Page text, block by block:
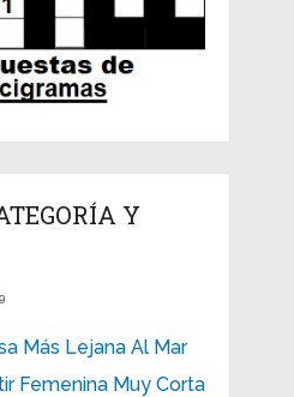
Y
Más Lejana Al Mar
Femenina Muy Corta